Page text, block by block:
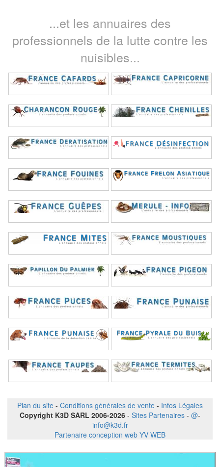
...et les annuaires des
professionnels de la lutte contre les
nuisibles...
Plan du site - Conditions générales de vente - Infos Légales
Copyright K3D SARL 2006-2026 - Sites Partenaires - @-
info@k3d.fr
Partenaire conception web YV WEB